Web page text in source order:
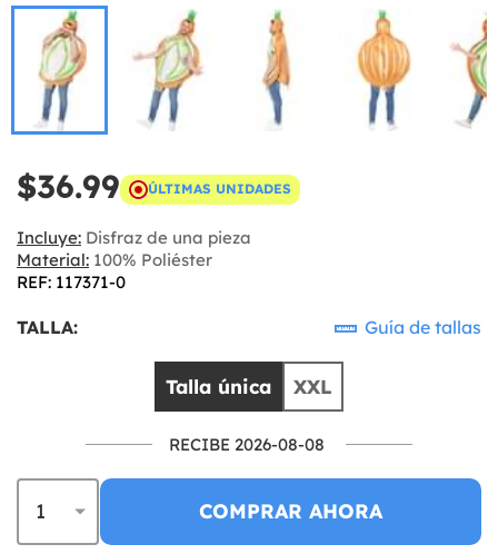
$36.99 ÚLTIMAS UNIDADES
Incluye: Disfraz de una pieza
Material: 100% Poliéster
REF: 117371-0
TALLA: Guía de tallas
Talla única XXL
RECIBE 2026-08-08
COMPRAR AHORA